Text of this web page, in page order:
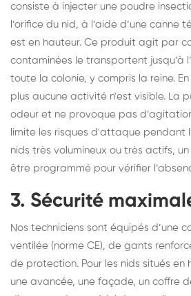
consiste à injecter une poudre
l’orifice du nid, à l’aide d’une canne
est en hauteur. Ce produit agit par
contaminées le transportent jusqu’à
toute la colonie, y compris la reine.
plus aucune activité n'est visible. La
odeur et ne provoque pas
limite les risques d'attaque pendant
nids très volumineux ou très actifs,
être programmé pour vérifier
3. Sécurité
Nos techniciens sont équipés d’une
ventilée (norme CE), de gants
de protection. Pour les nids situés en
une avancée, une façade, un coffre